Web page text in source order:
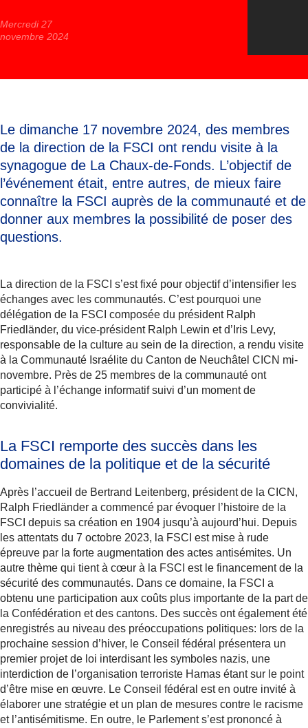
Mercredi 27
novembre 2024
Le dimanche 17 novembre 2024, des membres
de la direction de la FSCI ont rendu visite à la
synagogue de La Chaux-de-Fonds. L’objectif de
l’événement était, entre autres, de mieux faire
connaître la FSCI auprès de la communauté et de
donner aux membres la possibilité de poser des
questions.
La direction de la FSCI s’est fixé pour objectif d’intensifier les
échanges avec les communautés. C’est pourquoi une
délégation de la FSCI composée du président Ralph
Friedländer, du vice-président Ralph Lewin et d’Iris Levy,
responsable de la culture au sein de la direction, a rendu visite
à la Communauté Israélite du Canton de Neuchâtel CICN mi-
novembre. Près de 25 membres de la communauté ont
participé à l’échange informatif suivi d’un moment de
convivialité.
La FSCI remporte des succès dans les
domaines de la politique et de la sécurité
Après l’accueil de Bertrand Leitenberg, président de la CICN,
Ralph Friedländer a commencé par évoquer l’histoire de la
FSCI depuis sa création en 1904 jusqu’à aujourd’hui. Depuis
les attentats du 7 octobre 2023, la FSCI est mise à rude
épreuve par la forte augmentation des actes antisémites. Un
autre thème qui tient à cœur à la FSCI est le financement de la
sécurité des communautés. Dans ce domaine, la FSCI a
obtenu une participation aux coûts plus importante de la part de
la Confédération et des cantons. Des succès ont également été
enregistrés au niveau des préoccupations politiques: lors de la
prochaine session d’hiver, le Conseil fédéral présentera un
premier projet de loi interdisant les symboles nazis, une
interdiction de l’organisation terroriste Hamas étant sur le point
d’être mise en œuvre. Le Conseil fédéral est en outre invité à
élaborer une stratégie et un plan de mesures contre le racisme
et l’antisémitisme. En outre, le Parlement s’est prononcé à